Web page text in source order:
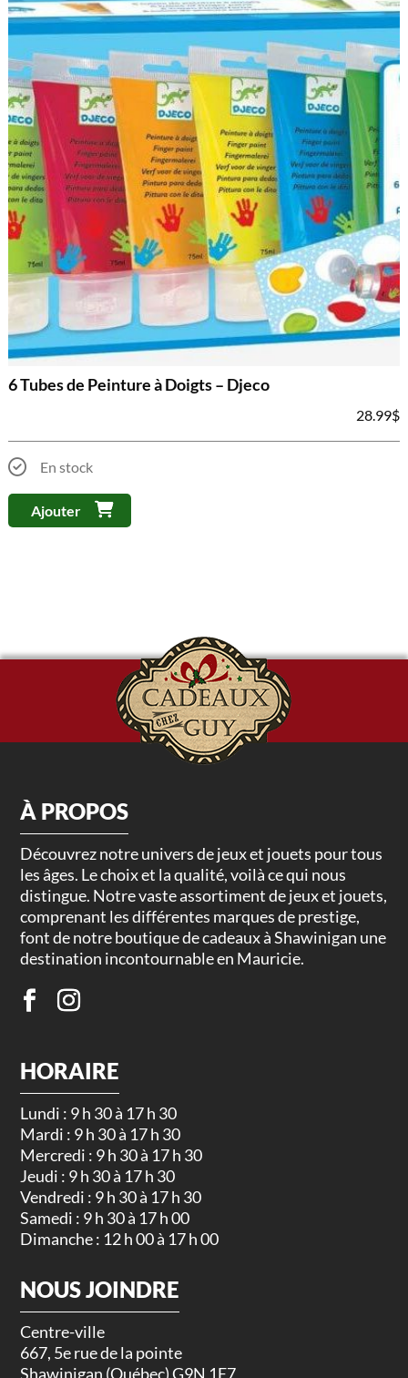
6 Tubes de Peinture à Doigts – Djeco
28.99$
En stock
Ajouter
À PROPOS
Découvrez notre univers de jeux et jouets pour tous
les âges. Le choix et la qualité, voilà ce qui nous
distingue. Notre vaste assortiment de jeux et jouets,
comprenant les différentes marques de prestige,
font de notre boutique de cadeaux à Shawinigan une
destination incontournable en Mauricie.
HORAIRE
Lundi : 9 h 30 à 17 h 30
Mardi : 9 h 30 à 17 h 30
Mercredi : 9 h 30 à 17 h 30
Jeudi : 9 h 30 à 17 h 30
Vendredi : 9 h 30 à 17 h 30
Samedi : 9 h 30 à 17 h 00
Dimanche : 12 h 00 à 17 h 00
NOUS JOINDRE
Centre-ville
667, 5e rue de la pointe
Shawinigan (Québec) G9N 1E7